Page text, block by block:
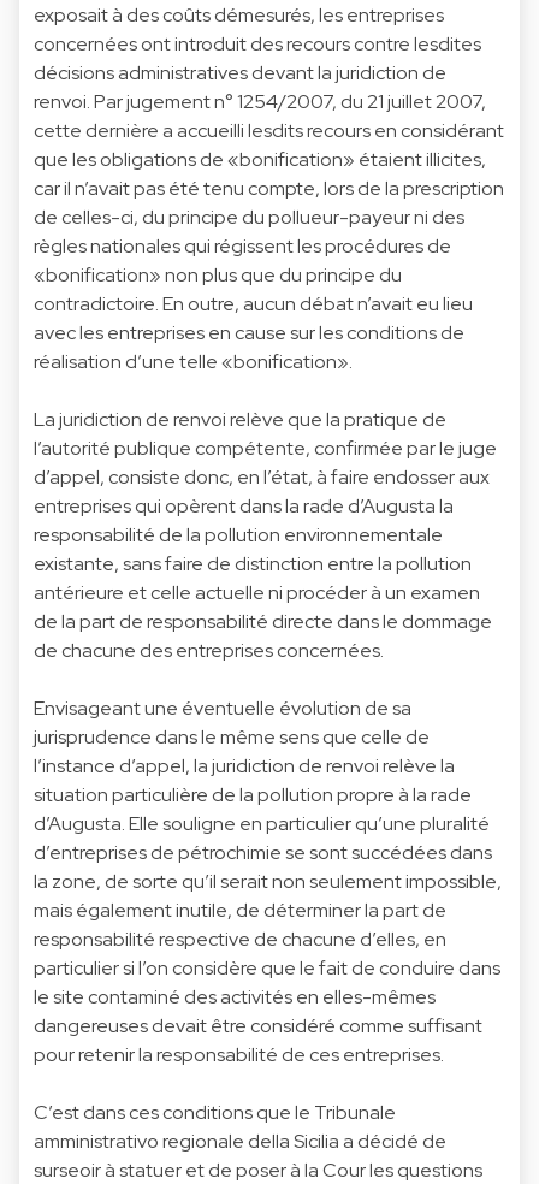
exposait à des coûts démesurés, les entreprises
concernées ont introduit des recours contre lesdites
décisions administratives devant la juridiction de
renvoi. Par jugement n° 1254/2007, du 21 juillet 2007,
cette dernière a accueilli lesdits recours en considérant
que les obligations de «bonification» étaient illicites,
car il n’avait pas été tenu compte, lors de la prescription
de celles-ci, du principe du pollueur-payeur ni des
règles nationales qui régissent les procédures de
«bonification» non plus que du principe du
contradictoire. En outre, aucun débat n’avait eu lieu
avec les entreprises en cause sur les conditions de
réalisation d’une telle «bonification».
La juridiction de renvoi relève que la pratique de
l’autorité publique compétente, confirmée par le juge
d’appel, consiste donc, en l’état, à faire endosser aux
entreprises qui opèrent dans la rade d’Augusta la
responsabilité de la pollution environnementale
existante, sans faire de distinction entre la pollution
antérieure et celle actuelle ni procéder à un examen
de la part de responsabilité directe dans le dommage
de chacune des entreprises concernées.
Envisageant une éventuelle évolution de sa
jurisprudence dans le même sens que celle de
l’instance d’appel, la juridiction de renvoi relève la
situation particulière de la pollution propre à la rade
d’Augusta. Elle souligne en particulier qu’une pluralité
d’entreprises de pétrochimie se sont succédées dans
la zone, de sorte qu’il serait non seulement impossible,
mais également inutile, de déterminer la part de
responsabilité respective de chacune d’elles, en
particulier si l’on considère que le fait de conduire dans
le site contaminé des activités en elles-mêmes
dangereuses devait être considéré comme suffisant
pour retenir la responsabilité de ces entreprises.
C’est dans ces conditions que le Tribunale
amministrativo regionale della Sicilia a décidé de
surseoir à statuer et de poser à la Cour les questions